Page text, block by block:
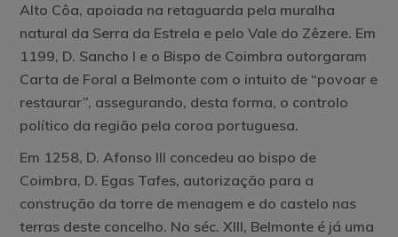
Alto Côa, apoiada na retaguarda pela muralha
natural da Serra da Estrela e pelo Vale do Zêzere. Em
1199, D. Sancho I e o Bispo de Coimbra outorgaram
Carta de Foral a Belmonte com o intuito de “povoar e
restaurar”, assegurando, desta forma, o controlo
político da região pela coroa portuguesa.
Em 1258, D. Afonso III concedeu ao bispo de
Coimbra, D. Egas Tafes, autorização para a
construção da torre de menagem e do castelo nas
terras deste concelho. No séc. XIII, Belmonte é já uma